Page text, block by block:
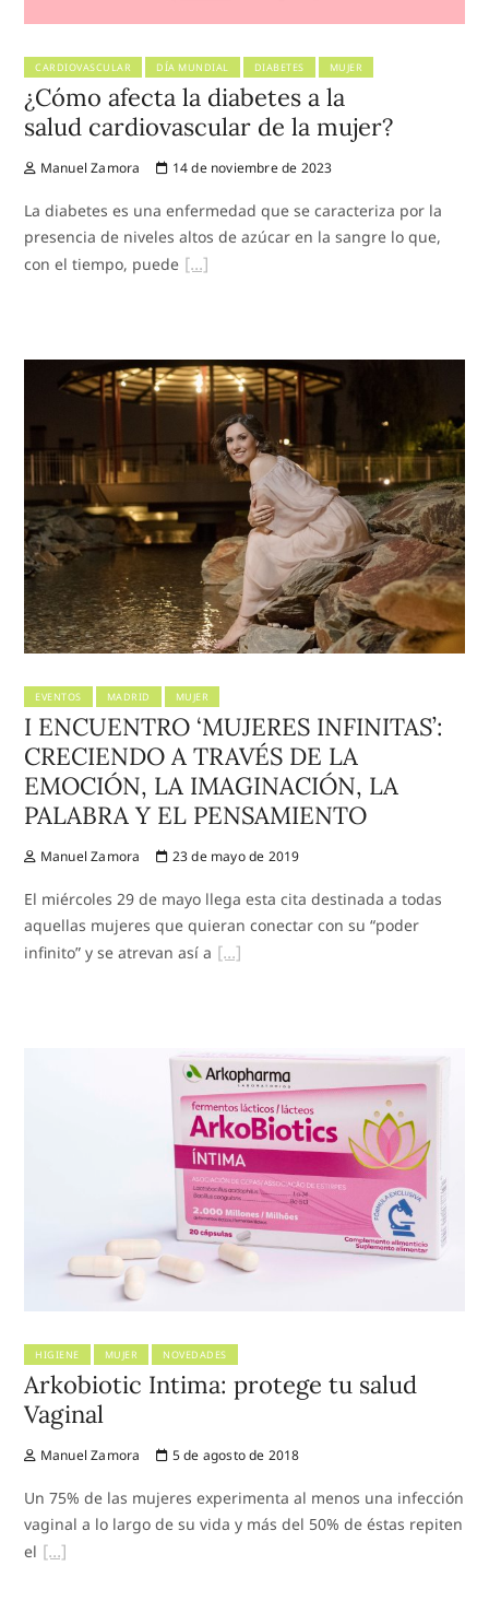
CARDIOVASCULAR DÍA MUNDIAL DIABETES MUJER
¿Cómo afecta la diabetes a la
salud cardiovascular de la mujer?
Manuel Zamora 14 de noviembre de 2023
La diabetes es una enfermedad que se caracteriza por la
presencia de niveles altos de azúcar en la sangre lo que,
con el tiempo, puede
EVENTOS MADRID MUJER
I ENCUENTRO ‘MUJERES INFINITAS’:
CRECIENDO A TRAVÉS DE LA
EMOCIÓN, LA IMAGINACIÓN, LA
PALABRA Y EL PENSAMIENTO
Manuel Zamora 23 de mayo de 2019
El miércoles 29 de mayo llega esta cita destinada a todas
aquellas mujeres que quieran conectar con su “poder
infinito” y se atrevan así a
HIGIENE MUJER NOVEDADES
Arkobiotic Intima: protege tu salud
Vaginal
Manuel Zamora 5 de agosto de 2018
Un 75% de las mujeres experimenta al menos una infección
vaginal a lo largo de su vida y más del 50% de éstas repiten
el